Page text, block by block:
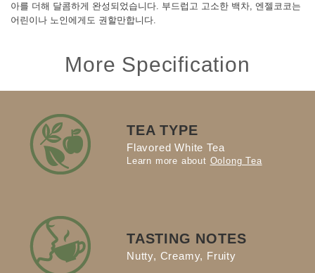
아를 더해 달콤하게 완성되었습니다. 부드럽고 고소한 백차, 엔젤코코는
어린이나 노인에게도 권할만합니다.
More Specification
TEA TYPE
Flavored White Tea
Learn more about Oolong Tea
TASTING NOTES
Nutty, Creamy, Fruity